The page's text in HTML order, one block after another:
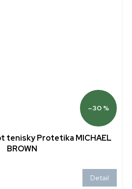
–30 %
tenisky Protetika MICHAEL
BROWN
Detail